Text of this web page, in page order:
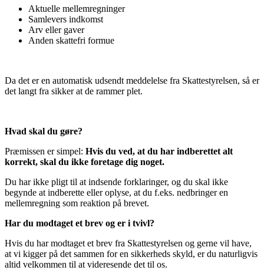
Aktuelle mellemregninger
Samlevers indkomst
Arv eller gaver
Anden skattefri formue
Da det er en automatisk udsendt meddelelse fra Skattestyrelsen, så er
det langt fra sikker at de rammer plet.
Hvad skal du gøre?
Præmissen er simpel: Hvis du ved, at du har indberettet alt
korrekt, skal du ikke foretage dig noget.
Du har ikke pligt til at indsende forklaringer, og du skal ikke
begynde at indberette eller oplyse, at du f.eks. nedbringer en
mellemregning som reaktion på brevet.
Har du modtaget et brev og er i tvivl?
Hvis du har modtaget et brev fra Skattestyrelsen og gerne vil have,
at vi kigger på det sammen for en sikkerheds skyld, er du naturligvis
altid velkommen til at videresende det til os.